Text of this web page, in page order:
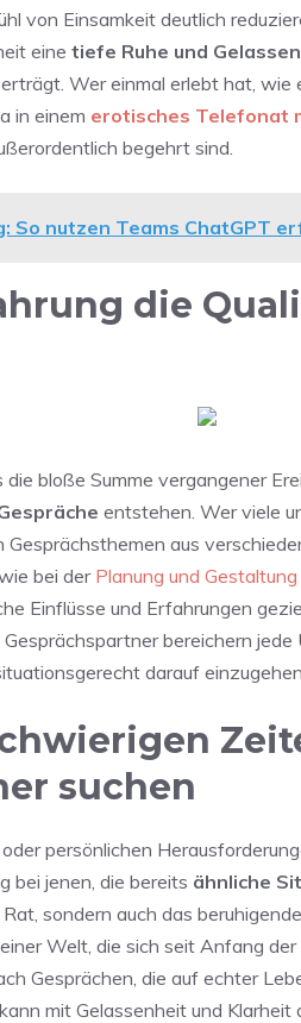
von Einsamkeit deutlich
eine tiefe Ruhe und
Wer einmal erlebt hat, wie
in einem erotisches Telefonat
begehrt sind.
So nutzen Teams ChatGPT
die
bloße Summe vergangener
entstehen. Wer viele
aus
bei der Planung und
Einflüsse und Erfahrungen
bereichern jede
darauf
suchen
persönlichen
bei jenen, die bereits ähnliche
sondern auch das
Welt, die sich seit Anfang
Gesprächen, die auf echter
mit Gelassenheit und